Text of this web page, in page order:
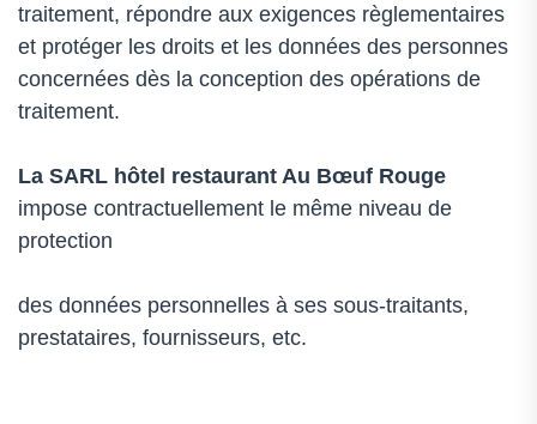
traitement, répondre aux exigences règlementaires
et protéger les droits et les données des personnes
concernées dès la conception des opérations de
traitement.
La SARL hôtel restaurant Au Bœuf Rouge
impose contractuellement le même niveau de
protection
des données personnelles à ses sous-traitants,
prestataires, fournisseurs, etc.